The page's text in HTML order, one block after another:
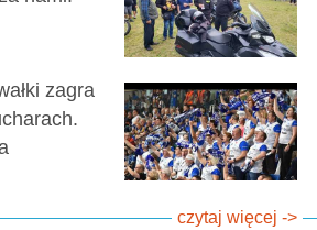
zagra
czytaj więcej ->